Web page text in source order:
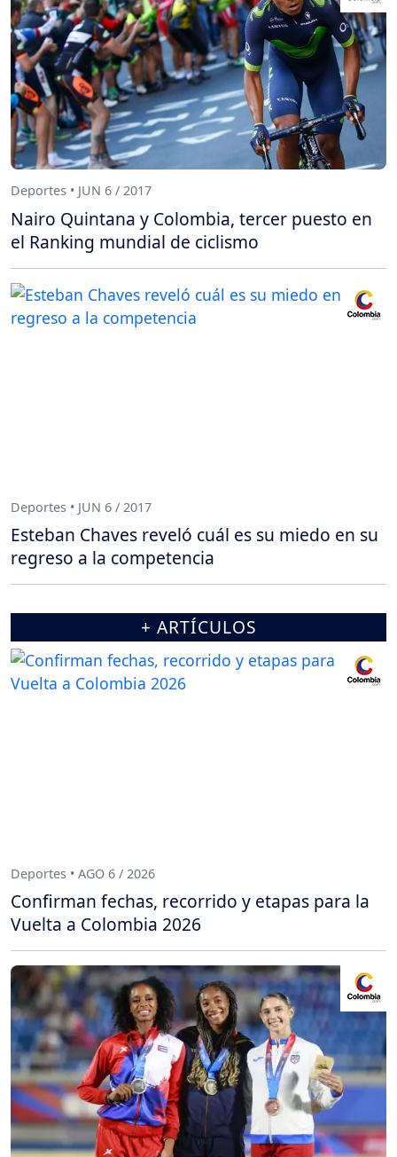
Deportes • JUN 6 / 2017
Nairo Quintana y Colombia, tercer puesto en
el Ranking mundial de ciclismo
Deportes • JUN 6 / 2017
Esteban Chaves reveló cuál es su miedo en su
regreso a la competencia
+ ARTÍCULOS
Deportes • AGO 6 / 2026
Confirman fechas, recorrido y etapas para la
Vuelta a Colombia 2026